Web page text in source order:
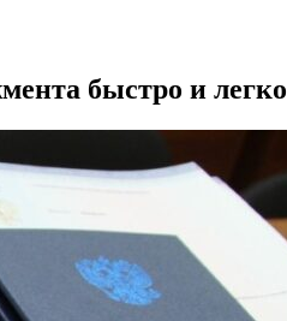
быстро и легко